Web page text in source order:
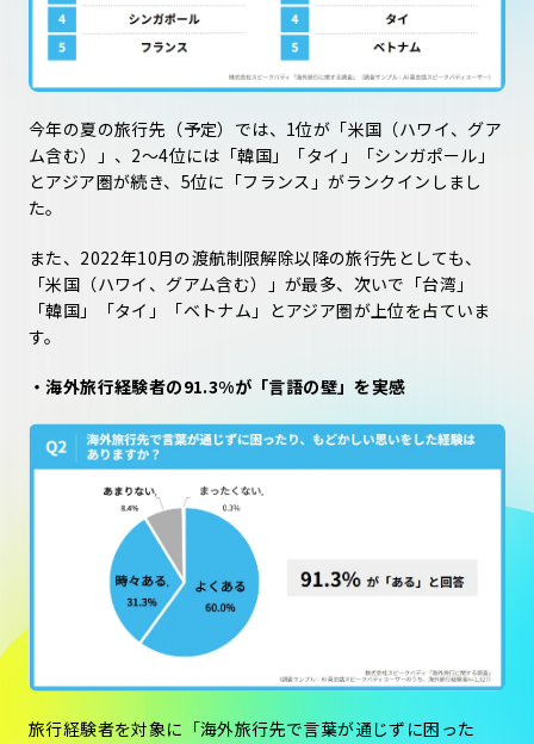
今年の夏の旅行先（予定）では、1位が「米国（ハワイ、グア
ム含む）」、2〜4位には「韓国」「タイ」「シンガポール」
とアジア圏が続き、5位に「フランス」がランクインしまし
た。
また、2022年10月の渡航制限解除以降の旅行先としても、
「米国（ハワイ、グアム含む）」が最多、次いで「台湾」
「韓国」「タイ」「ベトナム」とアジア圏が上位を占ていま
す。
・海外旅行経験者の91.3%が「言語の壁」を実感
旅行経験者を対象に「海外旅行先で言葉が通じずに困った